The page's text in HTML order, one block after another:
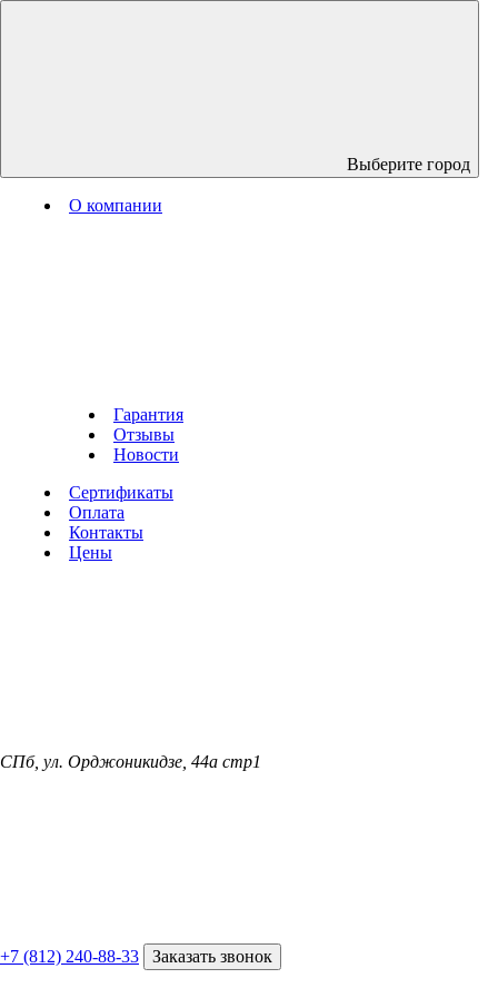
Выберите город
О компании
Гарантия
Отзывы
Новости
Сертификаты
Оплата
Контакты
Цены
СПб, ул. Орджоникидзе, 44а стр1
+7 (812) 240-88-33 Заказать звонок